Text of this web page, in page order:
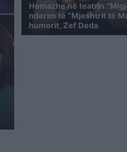
Homazhe në teatrin
nderim të “Mjeshtrit të
humorit, Zef Deda